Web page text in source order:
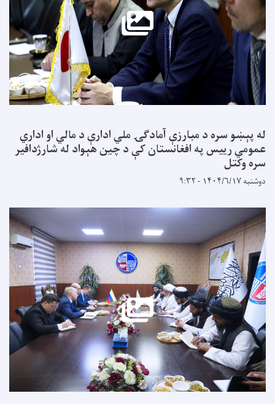
له پېښو سره د مبارزې آمادګۍ ملي ادارې د مالي او اداري
عمومي رییس په افغانستان کې د چین هېواد له شارژدافیر
سره وکتل
دوشنبه ۱۴۰۴/۶/۱۷ - ۹:۳۲